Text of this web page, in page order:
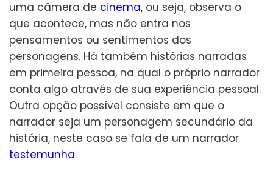
uma câmera de cinema, ou seja, observa o
que acontece, mas não entra nos
pensamentos ou sentimentos dos
personagens. Há também histórias narradas
em primeira pessoa, na qual o próprio narrador
conta algo através de sua experiência pessoal.
Outra opção possível consiste em que o
narrador seja um personagem secundário da
história, neste caso se fala de um narrador
testemunha.